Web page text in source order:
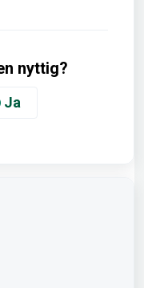
nyttig?
Ja